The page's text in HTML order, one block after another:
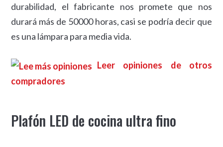
durabilidad, el fabricante nos promete que nos
durará más de 50000 horas, casi se podría decir que
es una lámpara para media vida.
Leer opiniones de otros
compradores
Plafón LED de cocina ultra fino